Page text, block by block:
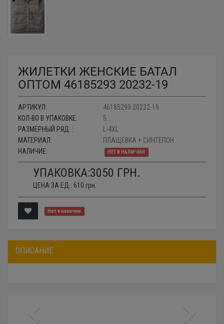
ЖИЛЕТКИ ЖЕНСКИЕ БАТАЛ
ОПТОМ 46185293 20232-19
АРТИКУЛ:
46185293 20232-19
КОЛ-ВО В УПАКОВКЕ:
5
РАЗМЕРНЫЙ РЯД: :
L-4XL
МАТЕРИАЛ:
ПЛАЩЕВКА + СИНТЕПОН
НАЛИЧИЕ:
НЕТ В НАЛИЧИИ
УПАКОВКА:3050 ГРН.
ЦЕНА ЗА ЕД.: 610 грн.
Нет в наличии
ОПИСАНИЕ